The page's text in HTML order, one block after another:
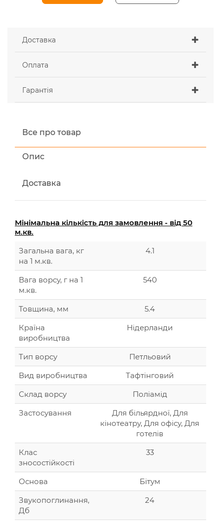
Доставка
Оплата
Гарантія
Все про товар
Опис
Доставка
Мінімальна кількість для замовлення - від 50
м.кв.
Загальна вага, кг
на 1 м.кв.
4.1
Вага ворсу, г на 1
м.кв.
540
Товщина, мм
5.4
Країна
виробництва
Нідерланди
Тип ворсу
Петльовий
Вид виробництва
Тафтінговий
Склад ворсу
Поліамід
Застосування
Для більярдної, Для
кінотеатру, Для офісу, Для
готелів
Клас
зносостійкості
33
Основа
Бітум
Звукопоглинання,
Дб
24